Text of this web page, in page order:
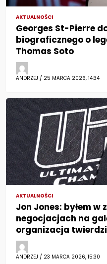
AKTUALNOŚCI
Georges St-Pierre
biograficznego o
Thomas Soto
ANDRZEJ / 25 MARCA 2026, 14:34
AKTUALNOŚCI
Jon Jones: byłem
negocjacjach na
organizacja
ANDRZEJ / 23 MARCA 2026, 15:30